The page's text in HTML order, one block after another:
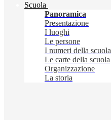
Scuola
Panoramica
Presentazione
I luoghi
Le persone
I numeri della scuola
Le carte della scuola
Organizzazione
La storia